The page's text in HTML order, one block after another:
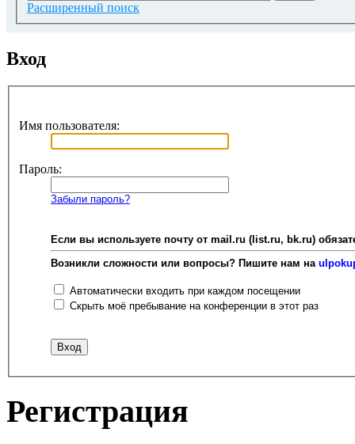
Расширенный поиск
Вход
Имя пользователя:
Пароль:
Забыли пароль?
Если вы используете почту от mail.ru (list.ru, bk.ru)
Возникли сложности или вопросы? Пишите нам на
Автоматически входить при каждом посещении
Скрыть моё пребывание на конференции в этот раз
Регистрация